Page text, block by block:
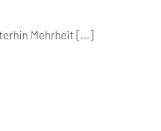
Mehrheit [...]